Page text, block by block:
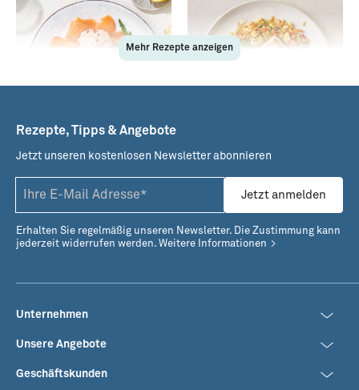
Räucherlachs mit
Thunfischcreme
Nasi goreng mit
Thunfischsteaks
Mehr Rezepte anzeigen
Unternehmen
Unsere Angebote
Geschäftskunden
Rezepte, Tipps & Angebote
Jetzt unseren kostenlosen Newsletter abonnieren
Jetzt anmelden
Erhalten Sie regelmäßig unseren Newsletter. Die Zustimmung kann
jederzeit widerrufen werden. Weitere Informationen